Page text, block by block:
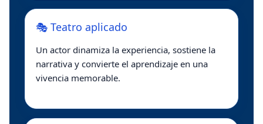
🎭 Teatro aplicado
Un actor dinamiza la experiencia, sostiene la
narrativa y convierte el aprendizaje en una
vivencia memorable.